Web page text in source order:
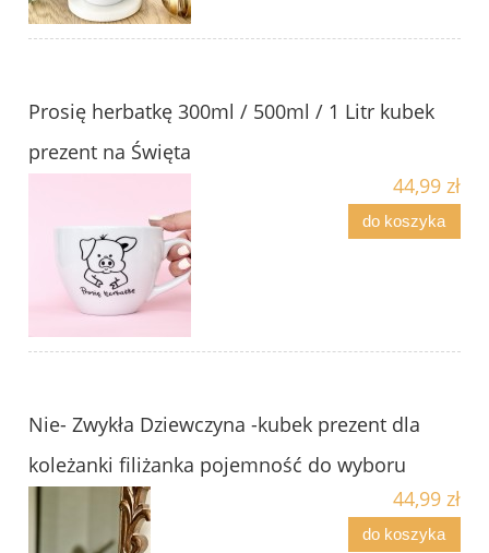
Prosię herbatkę 300ml / 500ml / 1 Litr kubek
prezent na Święta
44,99 zł
do koszyka
Nie- Zwykła Dziewczyna -kubek prezent dla
koleżanki filiżanka pojemność do wyboru
44,99 zł
do koszyka